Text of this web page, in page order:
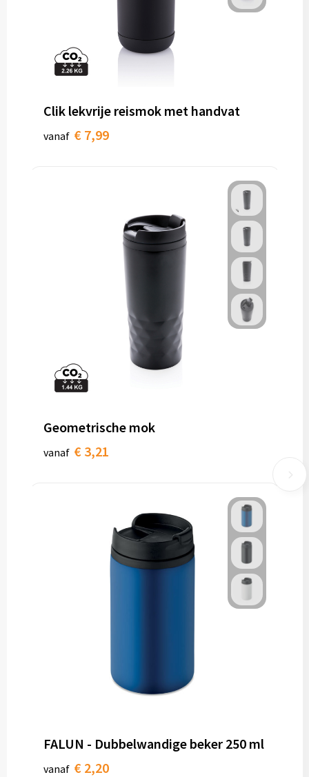
Clik lekvrije reismok met handvat
vanaf € 7,99
Geometrische mok
vanaf € 3,21
FALUN - Dubbelwandige beker 250 ml
vanaf € 2,20